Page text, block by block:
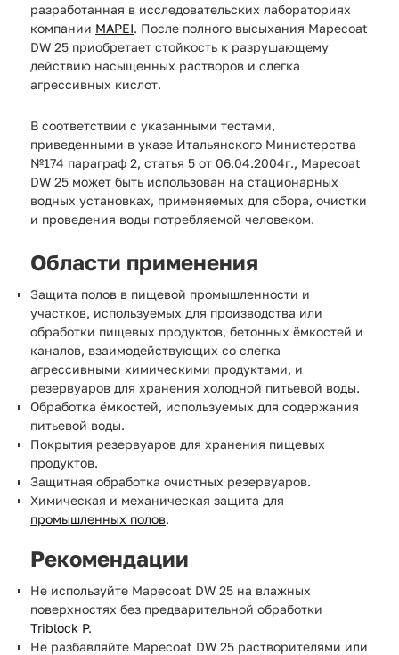
разработанная в исследовательских лабораториях
компании MAPEI. После полного высыхания Mapecoat
DW 25 приобретает стойкость к разрушающему
действию насыщенных растворов и слегка
агрессивных кислот.
В соответствии с указанными тестами,
приведенными в указе Итальянского Министерства
№174 параграф 2, статья 5 от 06.04.2004г., Mapecoat
DW 25 может быть использован на стационарных
водных установках, применяемых для сбора, очистки
и проведения воды потребляемой человеком.
Области применения
Защита полов в пищевой промышленности и
участков, используемых для производства или
обработки пищевых продуктов, бетонных ёмкостей и
каналов, взаимодействующих со слегка
агрессивными химическими продуктами, и
резервуаров для хранения холодной питьевой воды.
Обработка ёмкостей, используемых для содержания
питьевой воды.
Покрытия резервуаров для хранения пищевых
продуктов.
Защитная обработка очистных резервуаров.
Химическая и механическая защита для
промышленных полов.
Рекомендации
Не используйте Mapecoat DW 25 на влажных
поверхностях без предварительной обработки
Triblock P.
Не разбавляйте Mapecoat DW 25 растворителями или